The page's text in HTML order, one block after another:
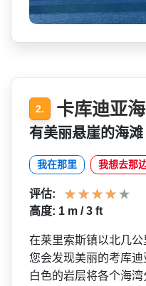
2. 卡库迪亚
有美丽悬崖的海滩
我在那里 我想去那
评估:
高度: 1 m / 3 ft
在莱里索斯镇以北几公
您会发现美丽的考库
白色的岩层将各个海